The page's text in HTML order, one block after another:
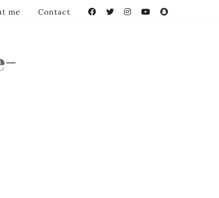
me Contact FacebookTwitterInstagramYouTube